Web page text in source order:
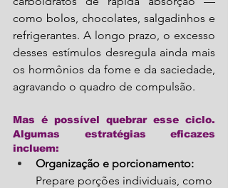
como bolos, chocolates, salgadinhos e
refrigerantes. A longo prazo, o excesso
desses estímulos desregula ainda mais
os hormônios da fome e da saciedade,
agravando o quadro de compulsão.
Mas é possível quebrar esse ciclo.
Algumas estratégias eficazes
incluem:
Organização e porcionamento:
Prepare porções individuais, como